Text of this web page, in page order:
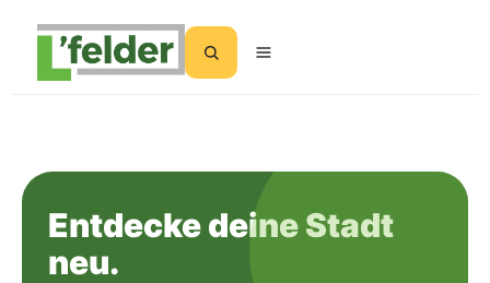
springen
Entdecke deine Stadt
neu.